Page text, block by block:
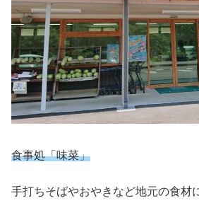
食事処「味菜」
手打ちそばやおやきなど地元の食材